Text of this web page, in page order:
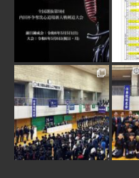
1月 30